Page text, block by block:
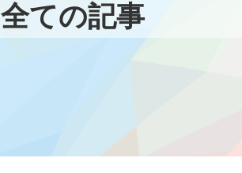
全ての記事